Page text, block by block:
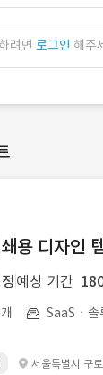
려면 로그인 해주
용 디자인
예상 기간
SaaSㆍ솔
서울특별시 구